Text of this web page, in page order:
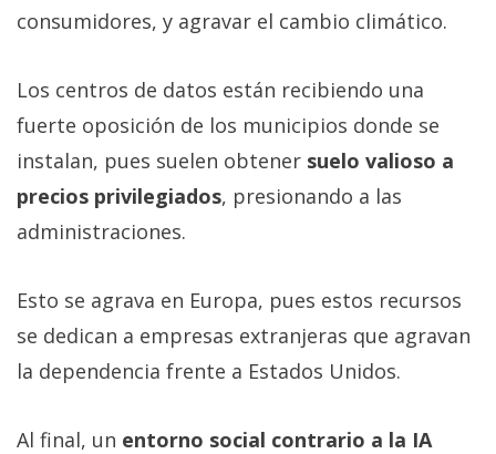
consumidores, y agravar el cambio climático.
Los centros de datos están recibiendo una
fuerte oposición de los municipios donde se
instalan, pues suelen obtener suelo valioso a
precios privilegiados, presionando a las
administraciones.
Esto se agrava en Europa, pues estos recursos
se dedican a empresas extranjeras que agravan
la dependencia frente a Estados Unidos.
Al final, un entorno social contrario a la IA